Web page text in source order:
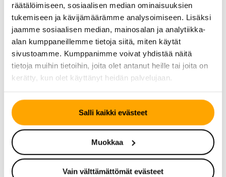
räätälöimiseen, sosiaalisen median ominaisuuksien
tukemiseen ja kävijämäärämme analysoimiseen. Lisäksi
jaamme sosiaalisen median, mainosalan ja analytiikka-
alan kumppaneillemme tietoja siitä, miten käytät
sivustoamme. Kumppanimme voivat yhdistää näitä
tietoja muihin tietoihin, joita olet antanut heille tai joita on
kerätty, kun olet käyttänyt heidän palvelujaan.
Salli kaikki evästeet
Muokkaa
Vain välttämättömät evästeet
TALVIRENGAS – NASTA
Continental IceContact
3
KESÄRENGAS
Continental
ContiVanContact 100
ContiSeal